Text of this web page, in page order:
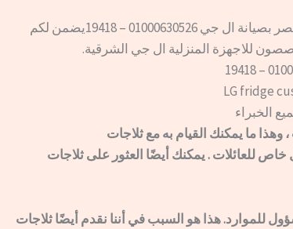
اتصالكم علي رقم الخط الساخن المختصر بصيانة ال جي 01000630526 – 19418يضمن لكم
للاجهزة المنزلية ال جي الشرقية.
ما يمكنك القيام به مع ثلاجات
للعائلات . يمكنك أيضًا العثور على ثلاجات
للموارد. هذا هو السبب في أننا نقدم أيضًا ثلاجات